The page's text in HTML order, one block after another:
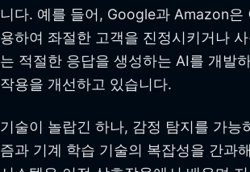
니다. 예를 들어, Google과 Amazon은
용하여 좌절한 고객을 진정시키거나
는 적절한 응답을 생성하는 AI를 개발
작용을 개선하고 있습니다.
기술이 놀랍긴 하나, 감정 탐지를 가능
즘과 기계 학습 기술의 복잡성을 간과